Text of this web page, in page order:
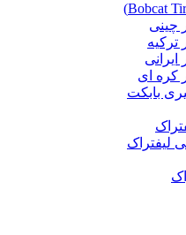
چینی
ترکیه
کره ای
بابکت
لیفتراک